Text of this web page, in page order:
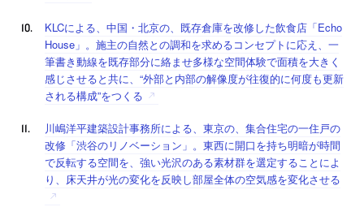
KLCによる、中国・北京の、既存倉庫を改修した飲食店「Echo
House」。施主の自然との調和を求めるコンセプトに応え、一
筆書き動線を既存部分に絡ませ多様な空間体験で面積を大きく
感じさせると共に、“外部と内部の解像度が往復的に何度も更新
される構成”をつくる
川嶋洋平建築設計事務所による、東京の、集合住宅の一住戸の
改修「渋谷のリノベーション」。東西に開口を持ち明暗が時間
で反転する空間を、強い光沢のある素材群を選定することによ
り、床天井が光の変化を反映し部屋全体の空気感を変化させる